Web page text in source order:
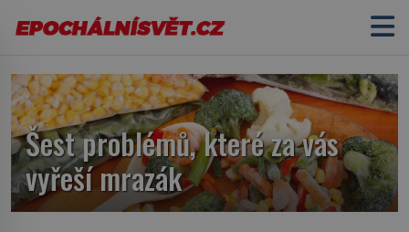
Šest problémů, které za vás
vyřeší mrazák